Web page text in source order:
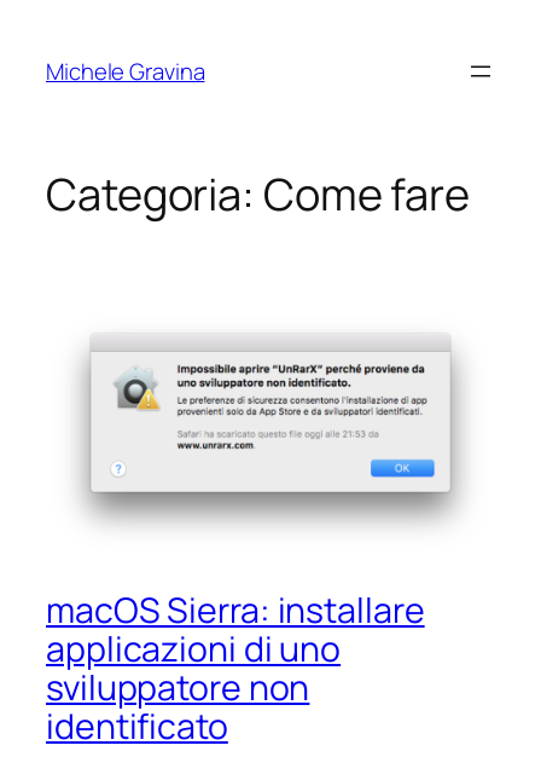
contenuto
Michele Gravina
Categoria: Come fare
macOS Sierra: installare
applicazioni di uno
sviluppatore non
identificato